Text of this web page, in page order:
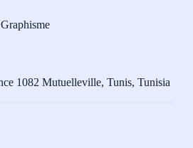
1082 Mutuelleville, Tunis, Tunisia